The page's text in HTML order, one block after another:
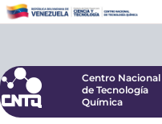
al
Centro Nacional
de Tecnología
Centro Nacional
de Tecnología
Química